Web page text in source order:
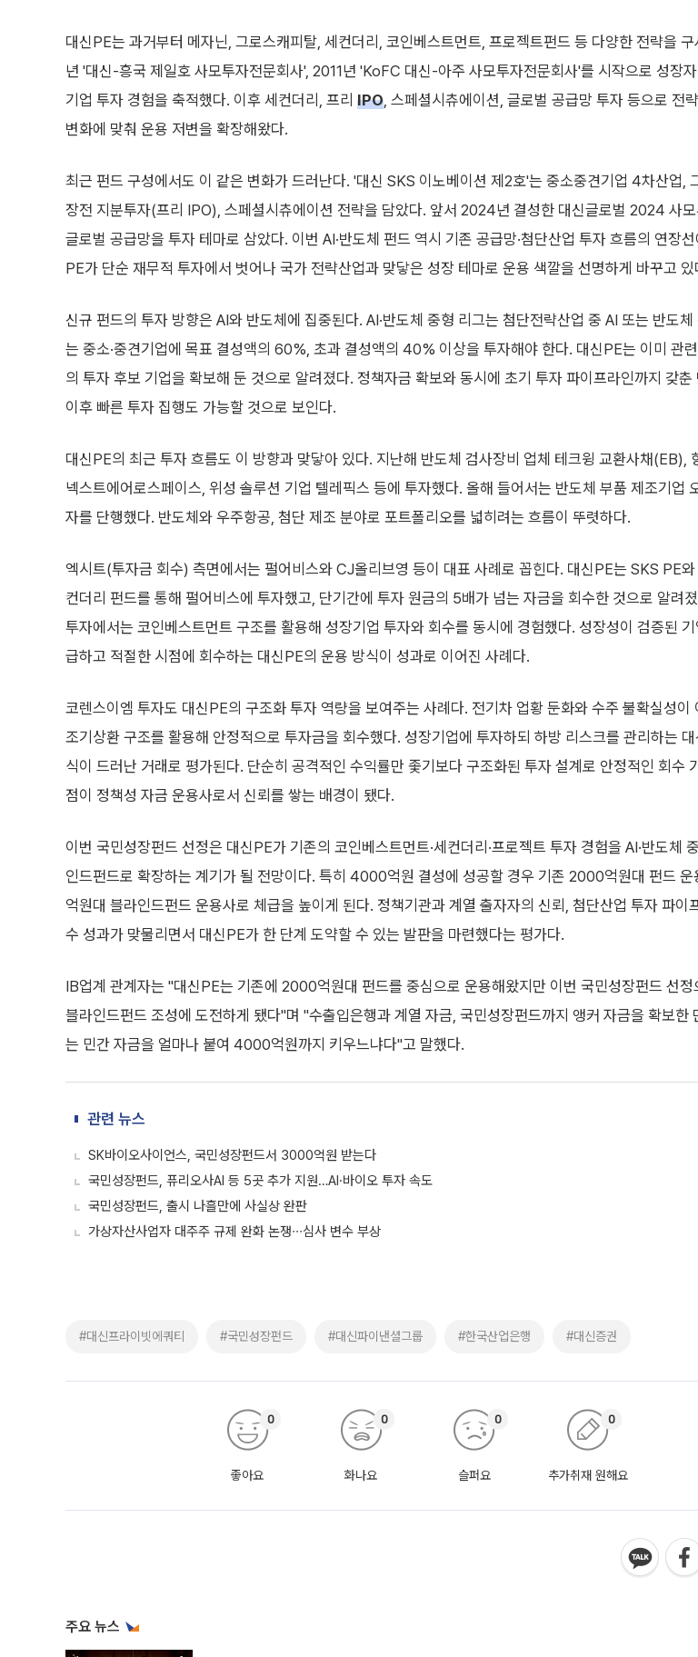
대신PE는 과거부터 메자닌, 그로스캐피탈, 세컨더리, 코인베스트먼트, 프로젝트펀드 등 다양한 전략을
년 '대신-흥국 제일호 사모투자전문회사', 2011년 'KoFC 대신-아주 사모투자전문회사'를 시작으로 성장
기업 투자 경험을 축적했다. 이후 세컨더리, 프리 IPO, 스페셜시츄에이션, 글로벌 공급망 투자 등으로 전
변화에 맞춰 운용 저변을 확장해왔다.
최근 펀드 구성에서도 이 같은 변화가 드러난다. '대신 SKS 이노베이션 제2호'는 중소중견기업 4차산업,
장전 지분투자(프리 IPO), 스페셜시츄에이션 전략을 담았다. 앞서 2024년 결성한 대신글로벌 2024 사
글로벌 공급망을 투자 테마로 삼았다. 이번 AI·반도체 펀드 역시 기존 공급망·첨단산업 투자 흐름의 연장
PE가 단순 재무적 투자에서 벗어나 국가 전략산업과 맞닿은 성장 테마로 운용 색깔을 선명하게 바꾸고
신규 펀드의 투자 방향은 AI와 반도체에 집중된다. AI·반도체 중형 리그는 첨단전략산업 중 AI 또는 반도
는 중소·중견기업에 목표 결성액의 60%, 초과 결성액의 40% 이상을 투자해야 한다. 대신PE는 이미 관
의 투자 후보 기업을 확보해 둔 것으로 알려졌다. 정책자금 확보와 동시에 초기 투자 파이프라인까지 갖춘
이후 빠른 투자 집행도 가능할 것으로 보인다.
대신PE의 최근 투자 흐름도 이 방향과 맞닿아 있다. 지난해 반도체 검사장비 업체 테크윙 교환사채(EB),
넥스트에어로스페이스, 위성 솔루션 기업 텔레픽스 등에 투자했다. 올해 들어서는 반도체 부품 제조기업
자를 단행했다. 반도체와 우주항공, 첨단 제조 분야로 포트폴리오를 넓히려는 흐름이 뚜렷하다.
엑시트(투자금 회수) 측면에서는 펄어비스와 CJ올리브영 등이 대표 사례로 꼽힌다. 대신PE는 SKS PE와
컨더리 펀드를 통해 펄어비스에 투자했고, 단기간에 투자 원금의 5배가 넘는 자금을 회수한 것으로 알려
투자에서는 코인베스트먼트 구조를 활용해 성장기업 투자와 회수를 동시에 경험했다. 성장성이 검증된
급하고 적절한 시점에 회수하는 대신PE의 운용 방식이 성과로 이어진 사례다.
코렌스이엠 투자도 대신PE의 구조화 투자 역량을 보여주는 사례다. 전기차 업황 둔화와 수주 불확실성이
조기상환 구조를 활용해 안정적으로 투자금을 회수했다. 성장기업에 투자하되 하방 리스크를 관리하는
식이 드러난 거래로 평가된다. 단순히 공격적인 수익률만 좇기보다 구조화된 투자 설계로 안정적인 회수
점이 정책성 자금 운용사로서 신뢰를 쌓는 배경이 됐다.
이번 국민성장펀드 선정은 대신PE가 기존의 코인베스트먼트·세컨더리·프로젝트 투자 경험을 AI·반도체
인드펀드로 확장하는 계기가 될 전망이다. 특히 4000억원 결성에 성공할 경우 기존 2000억원대 펀드
억원대 블라인드펀드 운용사로 체급을 높이게 된다. 정책기관과 계열 출자자의 신뢰, 첨단산업 투자 파이
수 성과가 맞물리면서 대신PE가 한 단계 도약할 수 있는 발판을 마련했다는 평가다.
IB업계 관계자는 "대신PE는 기존에 2000억원대 펀드를 중심으로 운용해왔지만 이번 국민성장펀드 선정
블라인드펀드 조성에 도전하게 됐다"며 "수출입은행과 계열 자금, 국민성장펀드까지 앵커 자금을 확보한
는 민간 자금을 얼마나 붙여 4000억원까지 키우느냐다"고 말했다.
관련 뉴스
SK바이오사이언스, 국민성장펀드서 3000억원 받는다
국민성장펀드, 퓨리오사AI 등 5곳 추가 지원…AI·바이오 투자 속도
국민성장펀드, 출시 나흘만에 사실상 완판
가상자산사업자 대주주 규제 완화 논쟁∙∙∙심사 변수 부상
#대신프라이빗에쿼티 #국민성장펀드 #대신파이낸셜그룹 #한국산업은행 #대신증권
좋아요
0
화나요
0
슬퍼요
0
추가취재 원해요
0
주요 뉴스